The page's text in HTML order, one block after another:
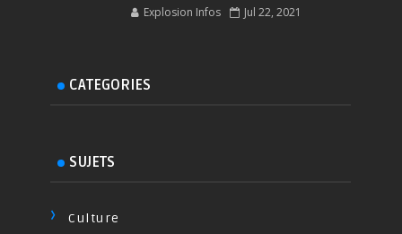
Explosion Infos Jul 22, 2021
CATEGORIES
SUJETS
Culture